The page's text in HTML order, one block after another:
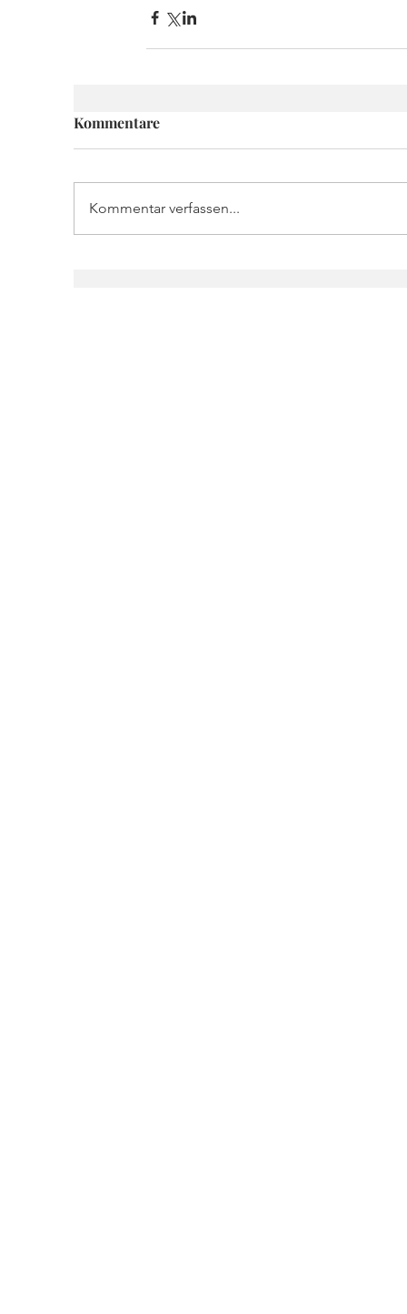
Kommentare
Kommentar verfassen...